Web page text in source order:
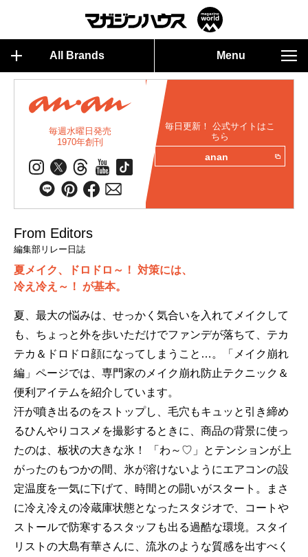
All Brands Menu
毎週水曜日発売
1970年創刊
毎日更新！ 公式サイトはこ
ちら
anan
From Editors
編集部リレー日誌
夏メイク、ドロドロ～！ 対策には、
冷え冷え～！ が基本。
夏、最大の悩みは、せっかく気合いを入れてメイクして
も、ちょっと外を歩いただけでファンデが落ちて、テカ
テカ＆ドロドロ顔になってしまうこと…。「メイク崩れ
編」ページでは、専門家のメイク崩れ防止テクニック＆
便利アイテムを紹介しています。
汗が噴き出るのをストップし、毛穴もキュッと引き締め
るひんやりコスメを撮影するときに、商品の背景に使っ
たのは、板状の大きな氷！ 「わ～♡」とテンションが上
がったのもつかの間、氷が溶けないようにエアコンの設
定温度を一気に下げて、時間との闘いがスタート。まさ
に冷え冷えの冷蔵庫状態となったスタジオで、コートや
ストールで防寒するスタッフも出る過酷な環境。スタイ
リストの大島有華さんに、流氷のような質感を出すべく